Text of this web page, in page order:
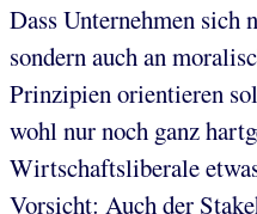
Dass Unternehmen sich
sondern auch an
Prinzipien orientieren
wohl nur noch ganz
Wirtschaftsliberale
Vorsicht: Auch der